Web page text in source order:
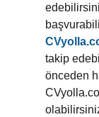
takip
önceden